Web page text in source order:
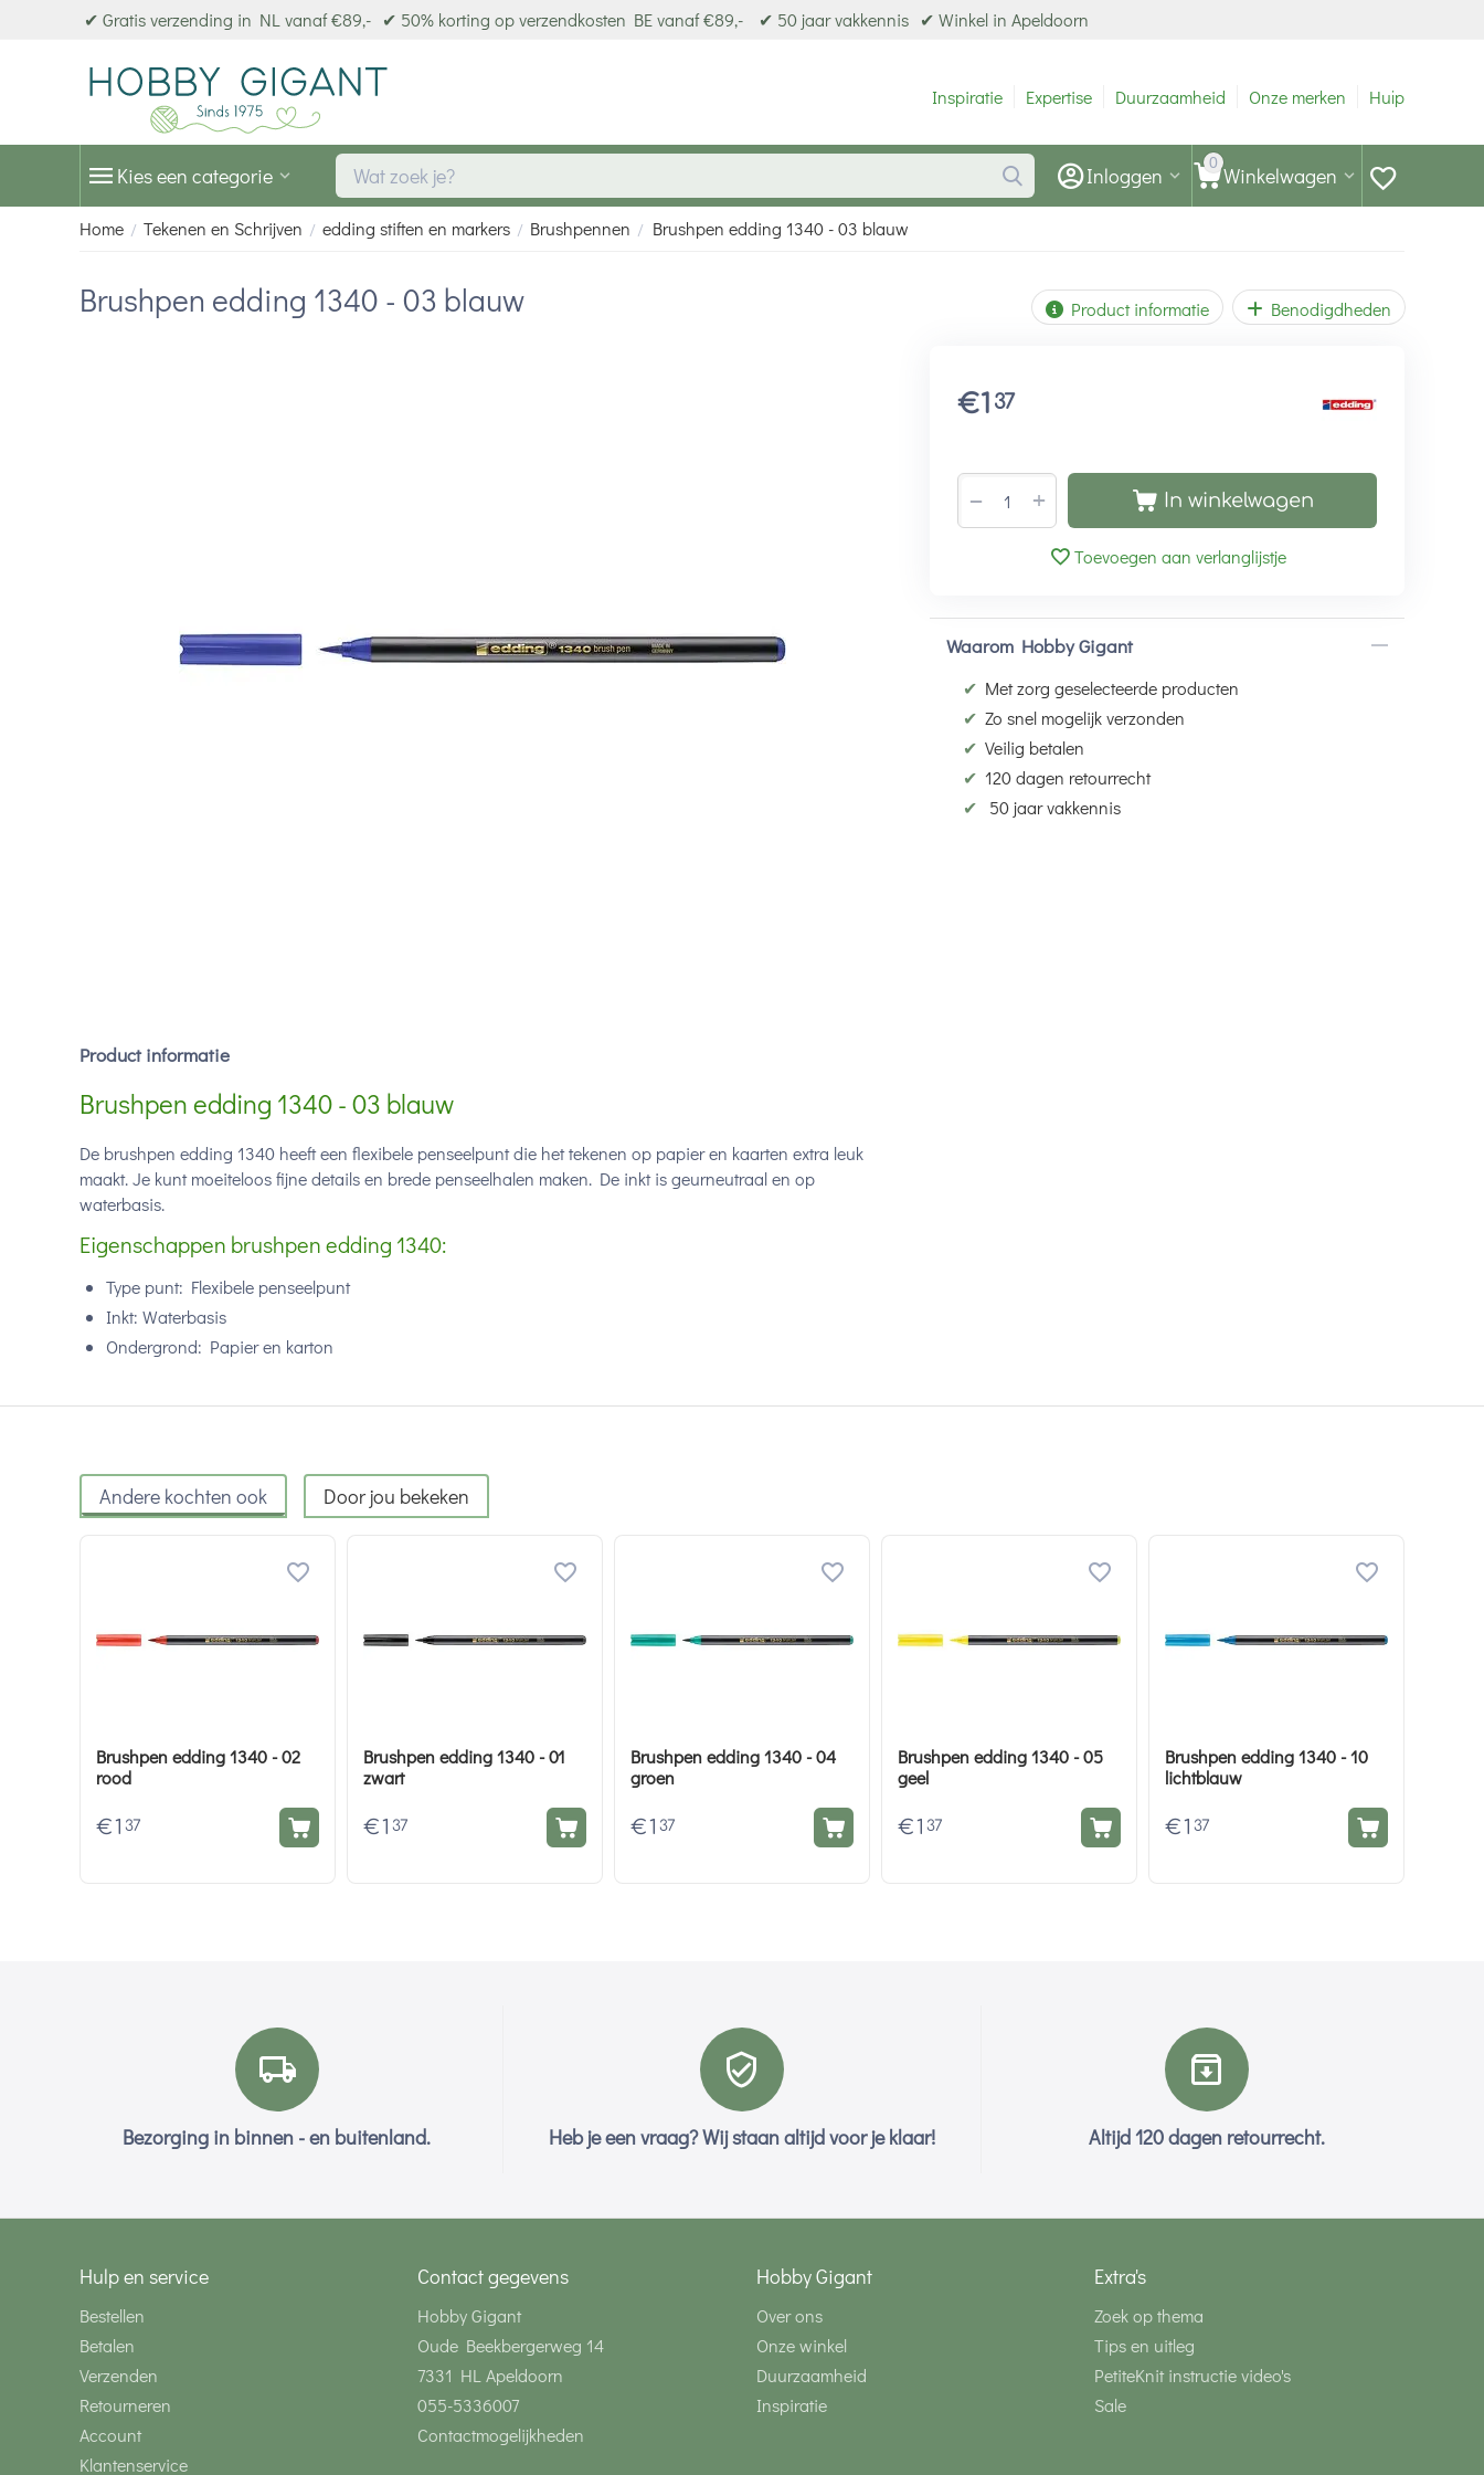
✔ Gratis verzending in NL vanaf €89,- ✔ 50% korting op verzendkosten BE vanaf €89,- ✔ 50 jaar vakkennis ✔ Winkel in Apeldoorn
Inspiratie Expertise Duurzaamheid Onze merken Hulp
Kies een categorie 0 Winkelwagen
Inloggen
Home / Tekenen en Schrijven / edding stiften en markers / Brushpennen / Brushpen edding 1340 - 03 blauw
Brushpen edding 1340 - 03 blauw Product informatie Benodigdheden
€1 37
+
− In winkelwagen
Toevoegen aan verlanglijstje
Waarom Hobby Gigant
✔ Met zorg geselecteerde producten
✔ Zo snel mogelijk verzonden
✔ Veilig betalen
✔ 120 dagen retourrecht
✔
50 jaar vakkennis
Product informatie
Brushpen edding 1340 - 03 blauw
De brushpen edding 1340 heeft een flexibele penseelpunt die het tekenen op papier en kaarten extra leuk
maakt. Je kunt moeiteloos fijne details en brede penseelhalen maken. De inkt is geurneutraal en op
waterbasis.
Eigenschappen brushpen edding 1340:
Type punt: Flexibele penseelpunt
Inkt: Waterbasis
Ondergrond: Papier en karton
Andere kochten ook Door jou bekeken
Brushpen edding 1340 - 02
rood
€1 37
Brushpen edding 1340 - 01
zwart
€1 37
Brushpen edding 1340 - 04
groen
€1 37
Brushpen edding 1340 - 05
geel
€1 37
Brushpen edding 1340 - 10
lichtblauw
€1 37
Bezorging in binnen - en buitenland. Heb je een vraag? Wij staan altijd voor je klaar! Altijd 120 dagen retourrecht.
Hulp en service
Bestellen
Betalen
Verzenden
Retourneren
Account
Klantenservice
Contact gegevens
Hobby Gigant
Oude Beekbergerweg 14
7331 HL Apeldoorn
055-5336007
Contactmogelijkheden
Hobby Gigant
Over ons
Onze winkel
Duurzaamheid
Inspiratie
Extra's
Zoek op thema
Tips en uitleg
PetiteKnit instructie video's
Sale